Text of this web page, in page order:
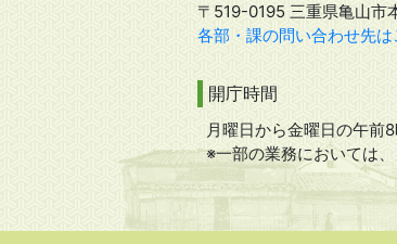
〒519-0195 三重県亀山市
各部・課の問い合わせ先は
開庁時間
月曜日から金曜日の午前
※一部の業務においては、